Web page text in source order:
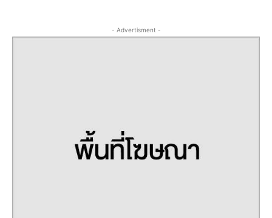
- Advertisment -